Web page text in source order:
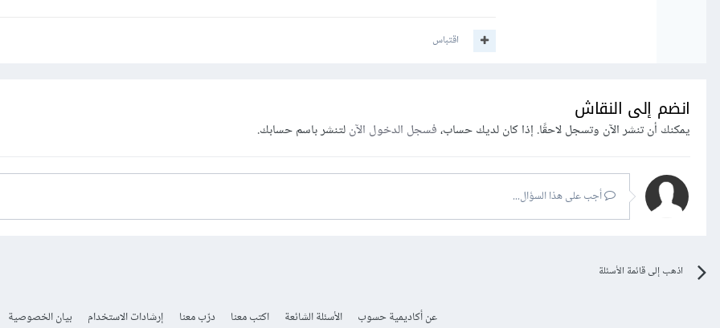
اقتباس
انضم إلى النقاش
يمكنك أن تنشر الآن وتسجل لاحقًا. إذا كان لديك حساب،فسجل الدخول الآنلتنشر باسم حسابك.
أجب على هذا السؤال...
اذهب إلى قائمة الأسئلة
عن أكاديمية حسوب الأسئلة الشائعة اكتب معنا درّب معنا إرشادات الاستخدام بيان الخصوصية